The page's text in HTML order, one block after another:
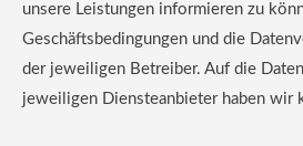
unsere Leistungen informieren zu
Geschäftsbedingungen und die
der jeweiligen Betreiber. Auf die
jeweiligen Diensteanbieter haben wir